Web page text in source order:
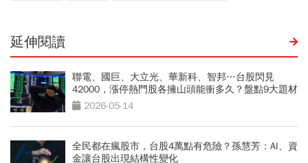
延伸閱讀
聯電、國巨、大立光、華新科、智邦…台股閃見
42000，漲停熱門股各擁山頭能衝多久？盤點9大題材
有多厚
2026-05-14
全民都在瘋股市，台股4萬點有危險？孫慧芳：AI、資
金讓台股出現結構性變化